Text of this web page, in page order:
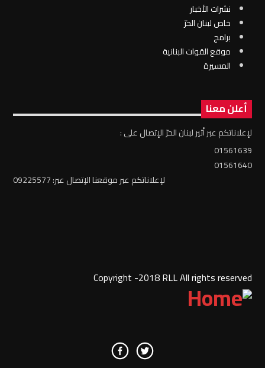
نشرات الأخبار
خاص لبنان الحرّ
برامج
موقع القوات البنانية
المسيرة
أعلن معنا
لإعلاناتكم عبر أثير لبنان الحرّ الإتصال على :
01561639
01561640
لإعلاناتكم عبر موقعنا الإتصال عبر: 09225577
Copyright -2018 RLL All rights reserved